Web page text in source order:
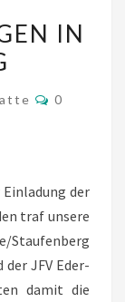
IN
0
Einladung der
traf unsere
Staufenberg
JFV Eder-
damit die